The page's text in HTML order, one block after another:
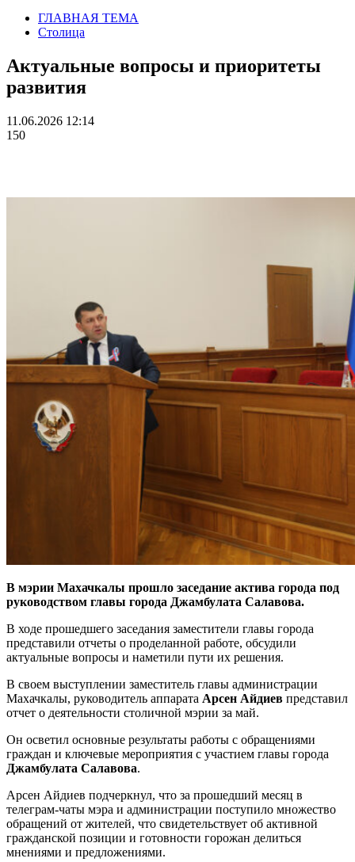
ГЛАВНАЯ ТЕМА
Столица
Актуальные вопросы и приоритеты
развития
11.06.2026 12:14
150
В мэрии Махачкалы прошло заседание актива города под
руководством главы города Джамбулата Салавова.
В ходе прошедшего заседания заместители главы города
представили отчеты о проделанной работе, обсудили
актуальные вопросы и наметили пути их решения.
В своем выступлении заместитель главы администрации
Махачкалы, руководитель аппарата Арсен Айдиев представил
отчет о деятельности столичной мэрии за май.
Он осветил основные результаты работы с обращениями
граждан и ключевые мероприятия с участием главы города
Джамбулата Салавова.
Арсен Айдиев подчеркнул, что за прошедший месяц в
телеграм-чаты мэра и администрации поступило множество
обращений от жителей, что свидетельствует об активной
гражданской позиции и готовности горожан делиться
мнениями и предложениями.